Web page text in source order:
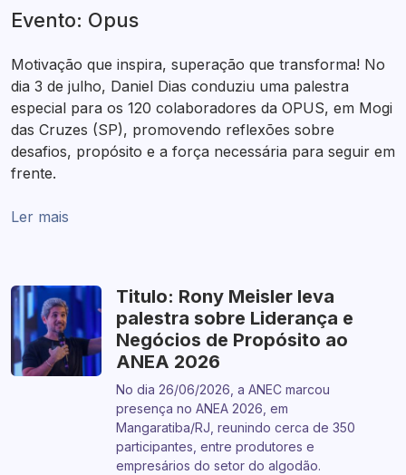
Evento: Opus
Motivação que inspira, superação que transforma! No
dia 3 de julho, Daniel Dias conduziu uma palestra
especial para os 120 colaboradores da OPUS, em Mogi
das Cruzes (SP), promovendo reflexões sobre
desafios, propósito e a força necessária para seguir em
frente.
Ler mais
Titulo: Rony Meisler leva
palestra sobre Liderança e
Negócios de Propósito ao
ANEA 2026
No dia 26/06/2026, a ANEC marcou
presença no ANEA 2026, em
Mangaratiba/RJ, reunindo cerca de 350
participantes, entre produtores e
empresários do setor do algodão.